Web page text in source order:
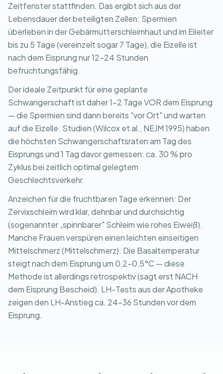
Zeitfenster stattfinden. Das ergibt sich aus der
Lebensdauer der beteiligten Zellen: Spermien
überleben in der Gebärmutterschleimhaut und im Eileiter
bis zu 5 Tage (vereinzelt sogar 7 Tage), die Eizelle ist
nach dem Eisprung nur 12-24 Stunden
befruchtungsfähig.
Der ideale Zeitpunkt für eine geplante
Schwangerschaft ist daher 1-2 Tage VOR dem Eisprung
— die Spermien sind dann bereits "vor Ort" und warten
auf die Eizelle. Studien (Wilcox et al., NEJM 1995) haben
die höchsten Schwangerschaftsraten am Tag des
Eisprungs und 1 Tag davor gemessen: ca. 30 % pro
Zyklus bei zeitlich optimal gelegtem
Geschlechtsverkehr.
Anzeichen für die fruchtbaren Tage erkennen: Der
Zervixschleim wird klar, dehnbar und durchsichtig
(sogenannter „spinnbarer" Schleim wie rohes Eiweiß).
Manche Frauen verspüren einen leichten einseitigen
Mittelschmerz (Mittelschmerz). Die Basaltemperatur
steigt nach dem Eisprung um 0,2-0,5°C — diese
Methode ist allerdings retrospektiv (sagt erst NACH
dem Eisprung Bescheid). LH-Tests aus der Apotheke
zeigen den LH-Anstieg ca. 24-36 Stunden vor dem
Eisprung.